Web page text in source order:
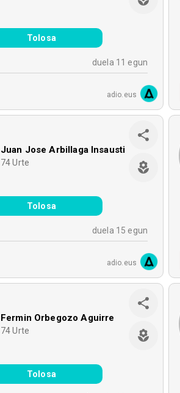
Tolosa
duela 11 egun
adio.eus
Juan Jose Arbillaga Insausti
74 Urte
Tolosa
duela 15 egun
adio.eus
Fermin Orbegozo Aguirre
74 Urte
Tolosa